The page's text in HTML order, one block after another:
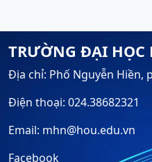
TRƯỜNG ĐẠI
Địa chỉ: Phố Nguyễn Hiền,
Điện thoại: 024.38682321
Email: mhn@hou.edu.vn
Facebook